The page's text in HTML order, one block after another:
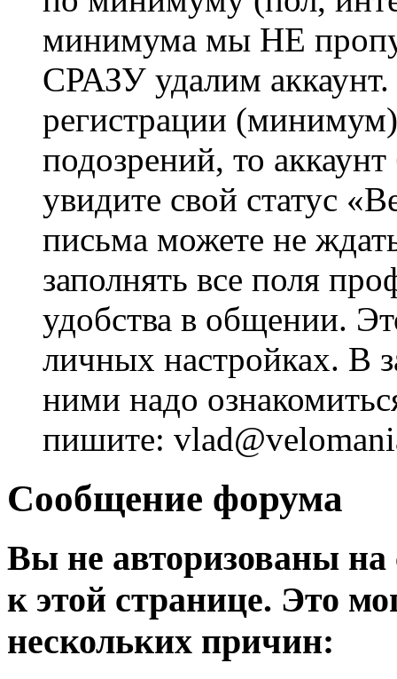
минимума мы НЕ
СРАЗУ удалим
регистрации
подозрений, то
увидите свой статус
письма можете не
заполнять все поля
удобства в общении.
личных настройках. В
ними надо
пишите:
Сообщение форума
Вы не авторизованы на
к этой странице. Это
нескольких причин: